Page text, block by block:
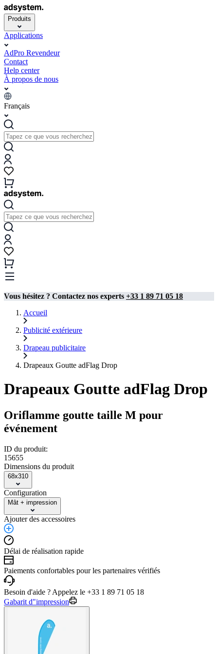
Produits
Applications
AdPro Revendeur
Contact
Help center
À propos de nous
Français
Vous hésitez ? Contactez nos experts +33 1 89 71 05 18
Accueil
Publicité extérieure
Drapeau publicitaire​
Drapeaux Goutte adFlag Drop
Drapeaux Goutte adFlag Drop
Oriflamme goutte taille M pour
événement
ID du produit:
15655
Dimensions du produit
68x310
Configuration
Mât + impression
Ajouter des accessoires
Délai de réalisation rapide
Paiements confortables pour les partenaires vérifiés
Besoin d'aide ? Appelez le +33 1 89 71 05 18
Gabarit d"impression